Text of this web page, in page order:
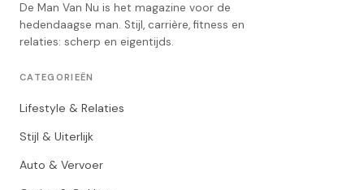
De Man Van Nu is het magazine voor de
hedendaagse man. Stijl, carrière, fitness en
relaties: scherp en eigentijds.
CATEGORIEËN
Lifestyle & Relaties
Stijl & Uiterlijk
Auto & Vervoer